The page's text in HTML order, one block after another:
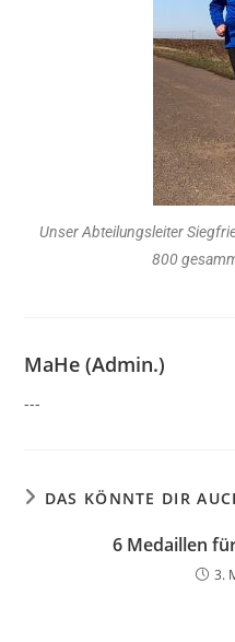
Unser Abteilungsleiter
800
MaHe (Admin.)
---
DAS KÖNNTE DIR
6 Medaillen
3.